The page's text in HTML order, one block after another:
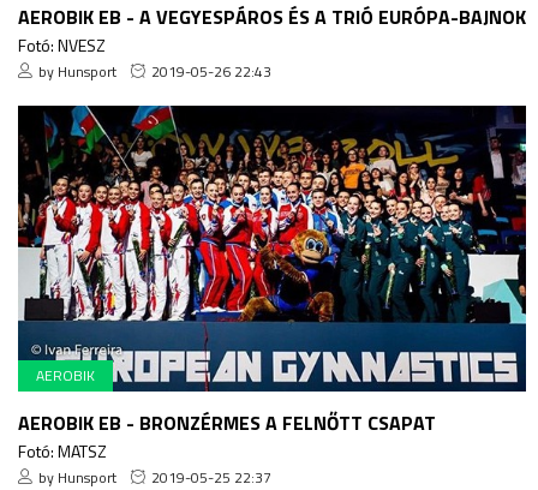
AEROBIK EB - A VEGYESPÁROS ÉS A TRIÓ EURÓPA-BAJNOK
Fotó: NVESZ
by Hunsport 2019-05-26 22:43
AEROBIK
AEROBIK EB - BRONZÉRMES A FELNŐTT CSAPAT
Fotó: MATSZ
by Hunsport 2019-05-25 22:37